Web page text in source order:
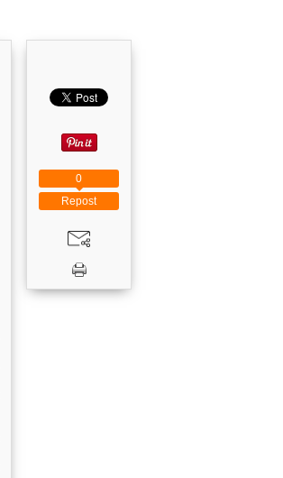
Repost
0